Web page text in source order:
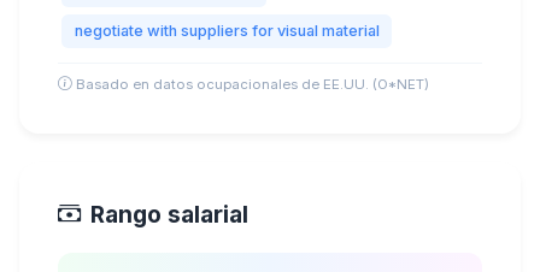
negotiate with suppliers for visual material
Basado en datos ocupacionales de EE.UU. (O*NET)
Rango salarial